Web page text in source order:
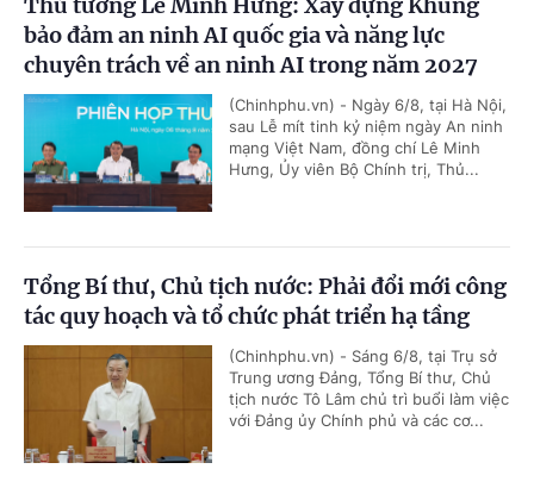
bảo đảm an ninh AI quốc gia và năng lực
chuyên trách về an ninh AI trong năm 2027
(Chinhphu.vn) - Ngày 6/8, tại Hà Nội,
sau Lễ mít tinh kỷ niệm ngày An ninh
mạng Việt Nam, đồng chí Lê Minh
Hưng, Ủy viên Bộ Chính trị, Thủ...
Tổng Bí thư, Chủ tịch nước: Phải đổi mới công
tác quy hoạch và tổ chức phát triển hạ tầng
(Chinhphu.vn) - Sáng 6/8, tại Trụ sở
Trung ương Đảng, Tổng Bí thư, Chủ
tịch nước Tô Lâm chủ trì buổi làm việc
với Đảng ủy Chính phủ và các cơ...